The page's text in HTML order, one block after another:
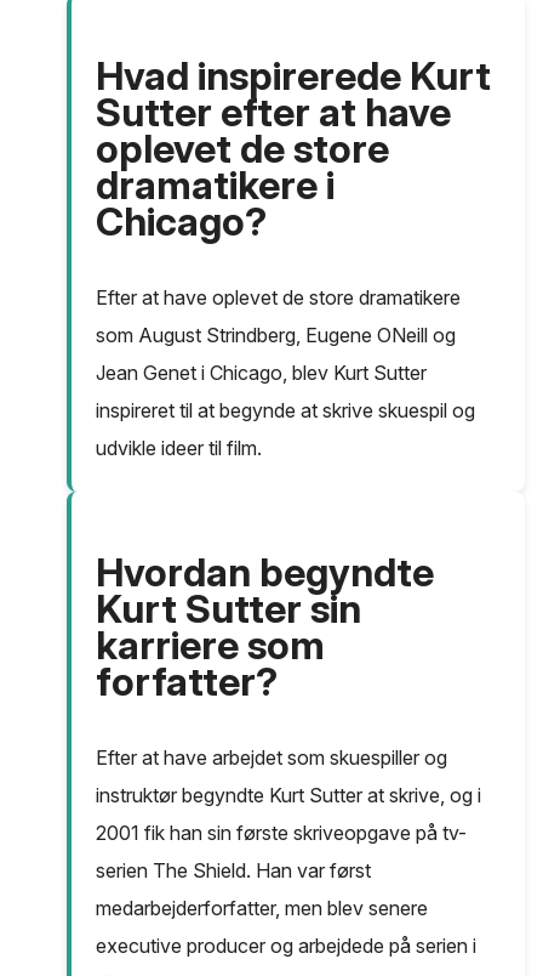
Hvad inspirerede Kurt
Sutter efter at have
oplevet de store
dramatikere i
Chicago?
Efter at have oplevet de store dramatikere
som August Strindberg, Eugene ONeill og
Jean Genet i Chicago, blev Kurt Sutter
inspireret til at begynde at skrive skuespil og
udvikle ideer til film.
Hvordan begyndte
Kurt Sutter sin
karriere som
forfatter?
Efter at have arbejdet som skuespiller og
instruktør begyndte Kurt Sutter at skrive, og i
2001 fik han sin første skriveopgave på tv-
serien The Shield. Han var først
medarbejderforfatter, men blev senere
executive producer og arbejdede på serien i